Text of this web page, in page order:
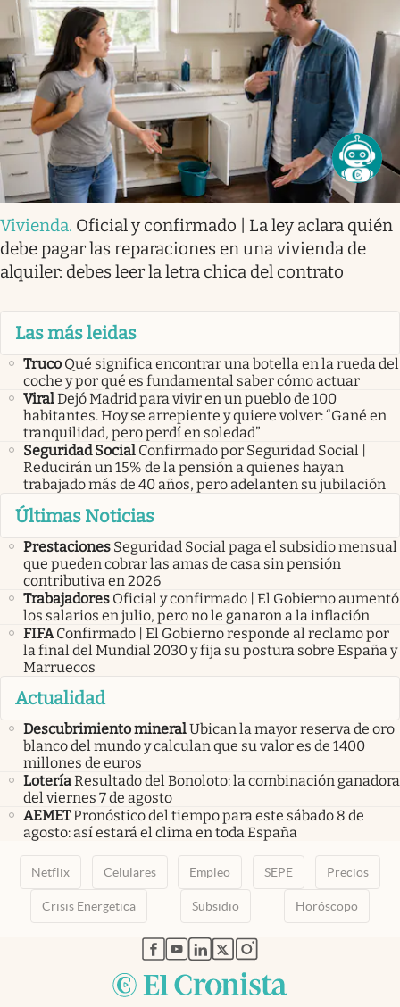
Vivienda. Oficial y confirmado | La ley aclara quién
debe pagar las reparaciones en una vivienda de
alquiler: debes leer la letra chica del contrato
Las más leidas
Truco Qué significa encontrar una botella en la rueda del
coche y por qué es fundamental saber cómo actuar
ViralDejó Madrid para vivir en un pueblo de 100
habitantes. Hoy se arrepiente y quiere volver: “Gané en
tranquilidad, pero perdí en soledad”
Seguridad Social Confirmado por Seguridad Social |
Reducirán un 15% de la pensión a quienes hayan
trabajado más de 40 años, pero adelanten su jubilación
Últimas Noticias
Prestaciones Seguridad Social paga el subsidio mensual
que pueden cobrar las amas de casa sin pensión
contributiva en 2026
Trabajadores Oficial y confirmado | El Gobierno aumentó
los salarios en julio, pero no le ganaron a la inflación
FIFA Confirmado | El Gobierno responde al reclamo por
la final del Mundial 2030 y fija su postura sobre España y
Marruecos
Actualidad
Descubrimiento mineralUbican la mayor reserva de oro
blanco del mundo y calculan que su valor es de 1400
millones de euros
LoteríaResultado del Bonoloto: la combinación ganadora
del viernes 7 de agosto
AEMETPronóstico del tiempo para este sábado 8 de
agosto: así estará el clima en toda España
Netflix Celulares Empleo SEPE Precios
Crisis Energetica Subsidio Horóscopo
abre en nueva pestaña
abre en nueva pestaña
abre en nueva pestaña
abre en nueva pestaña
abre en nueva pestaña